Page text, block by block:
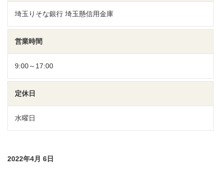
埼玉りそな銀行 埼玉懸信用金庫
営業時間
9:00～17:00
定休日
水曜日
2022年4月 6日